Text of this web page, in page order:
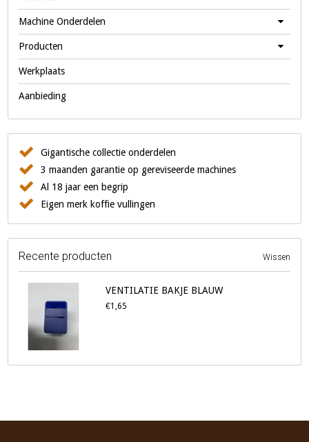
Machine Onderdelen
Producten
Werkplaats
Aanbieding
Gigantische collectie onderdelen
3 maanden garantie op gereviseerde machines
Al 18 jaar een begrip
Eigen merk koffie vullingen
Recente producten Wissen
VENTILATIE BAKJE BLAUW
€1,65